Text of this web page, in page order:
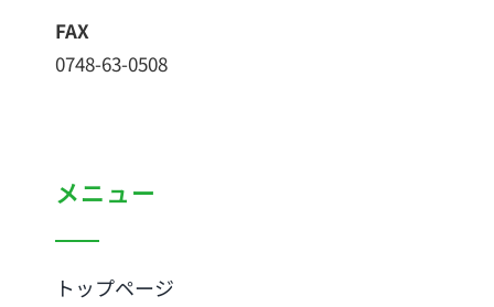
FAX
0748-63-0508
メニュー
トップページ